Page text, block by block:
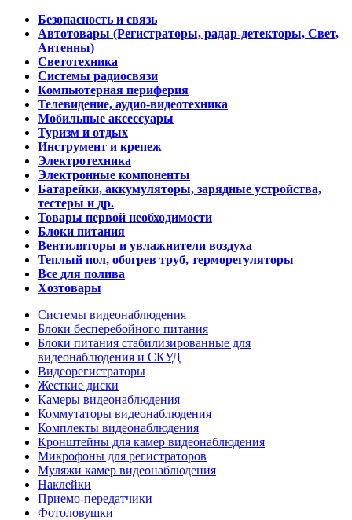
Безопасность и связь
Автотовары (Регистраторы, радар-детекторы, Свет,
Антенны)
Светотехника
Системы радиосвязи
Компьютерная периферия
Телевидение, аудио-видеотехника
Мобильные аксессуары
Туризм и отдых
Инструмент и крепеж
Электротехника
Электронные компоненты
Батарейки, аккумуляторы, зарядные устройства,
тестеры и др.
Товары первой необходимости
Блоки питания
Вентиляторы и увлажнители воздуха
Теплый пол, обогрев труб, терморегуляторы
Все для полива
Хозтовары
Системы видеонаблюдения
Блоки бесперебойного питания
Блоки питания стабилизированные для
видеонаблюдения и СКУД
Видеорегистраторы
Жесткие диски
Камеры видеонаблюдения
Коммутаторы видеонаблюдения
Комплекты видеонаблюдения
Кронштейны для камер видеонаблюдения
Микрофоны для регистраторов
Муляжи камер видеонаблюдения
Наклейки
Приемо-передатчики
Фотоловушки